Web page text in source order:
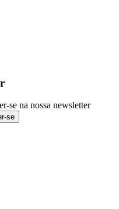
se na nossa newsletter
se